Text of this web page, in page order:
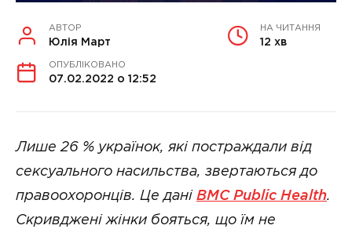
АВТОР
Юлія Март
НА ЧИТАННЯ
12 хв
ОПУБЛІКОВАНО
07.02.2022 о 12:52
Лише 26 % українок, які постраждали від
сексуального насильства, звертаються до
правоохоронців. Це дані BMC Public Health.
Скривджені жінки бояться, що їм не